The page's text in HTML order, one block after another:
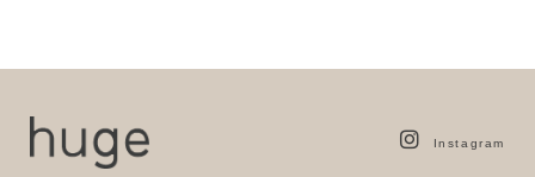
Instagram